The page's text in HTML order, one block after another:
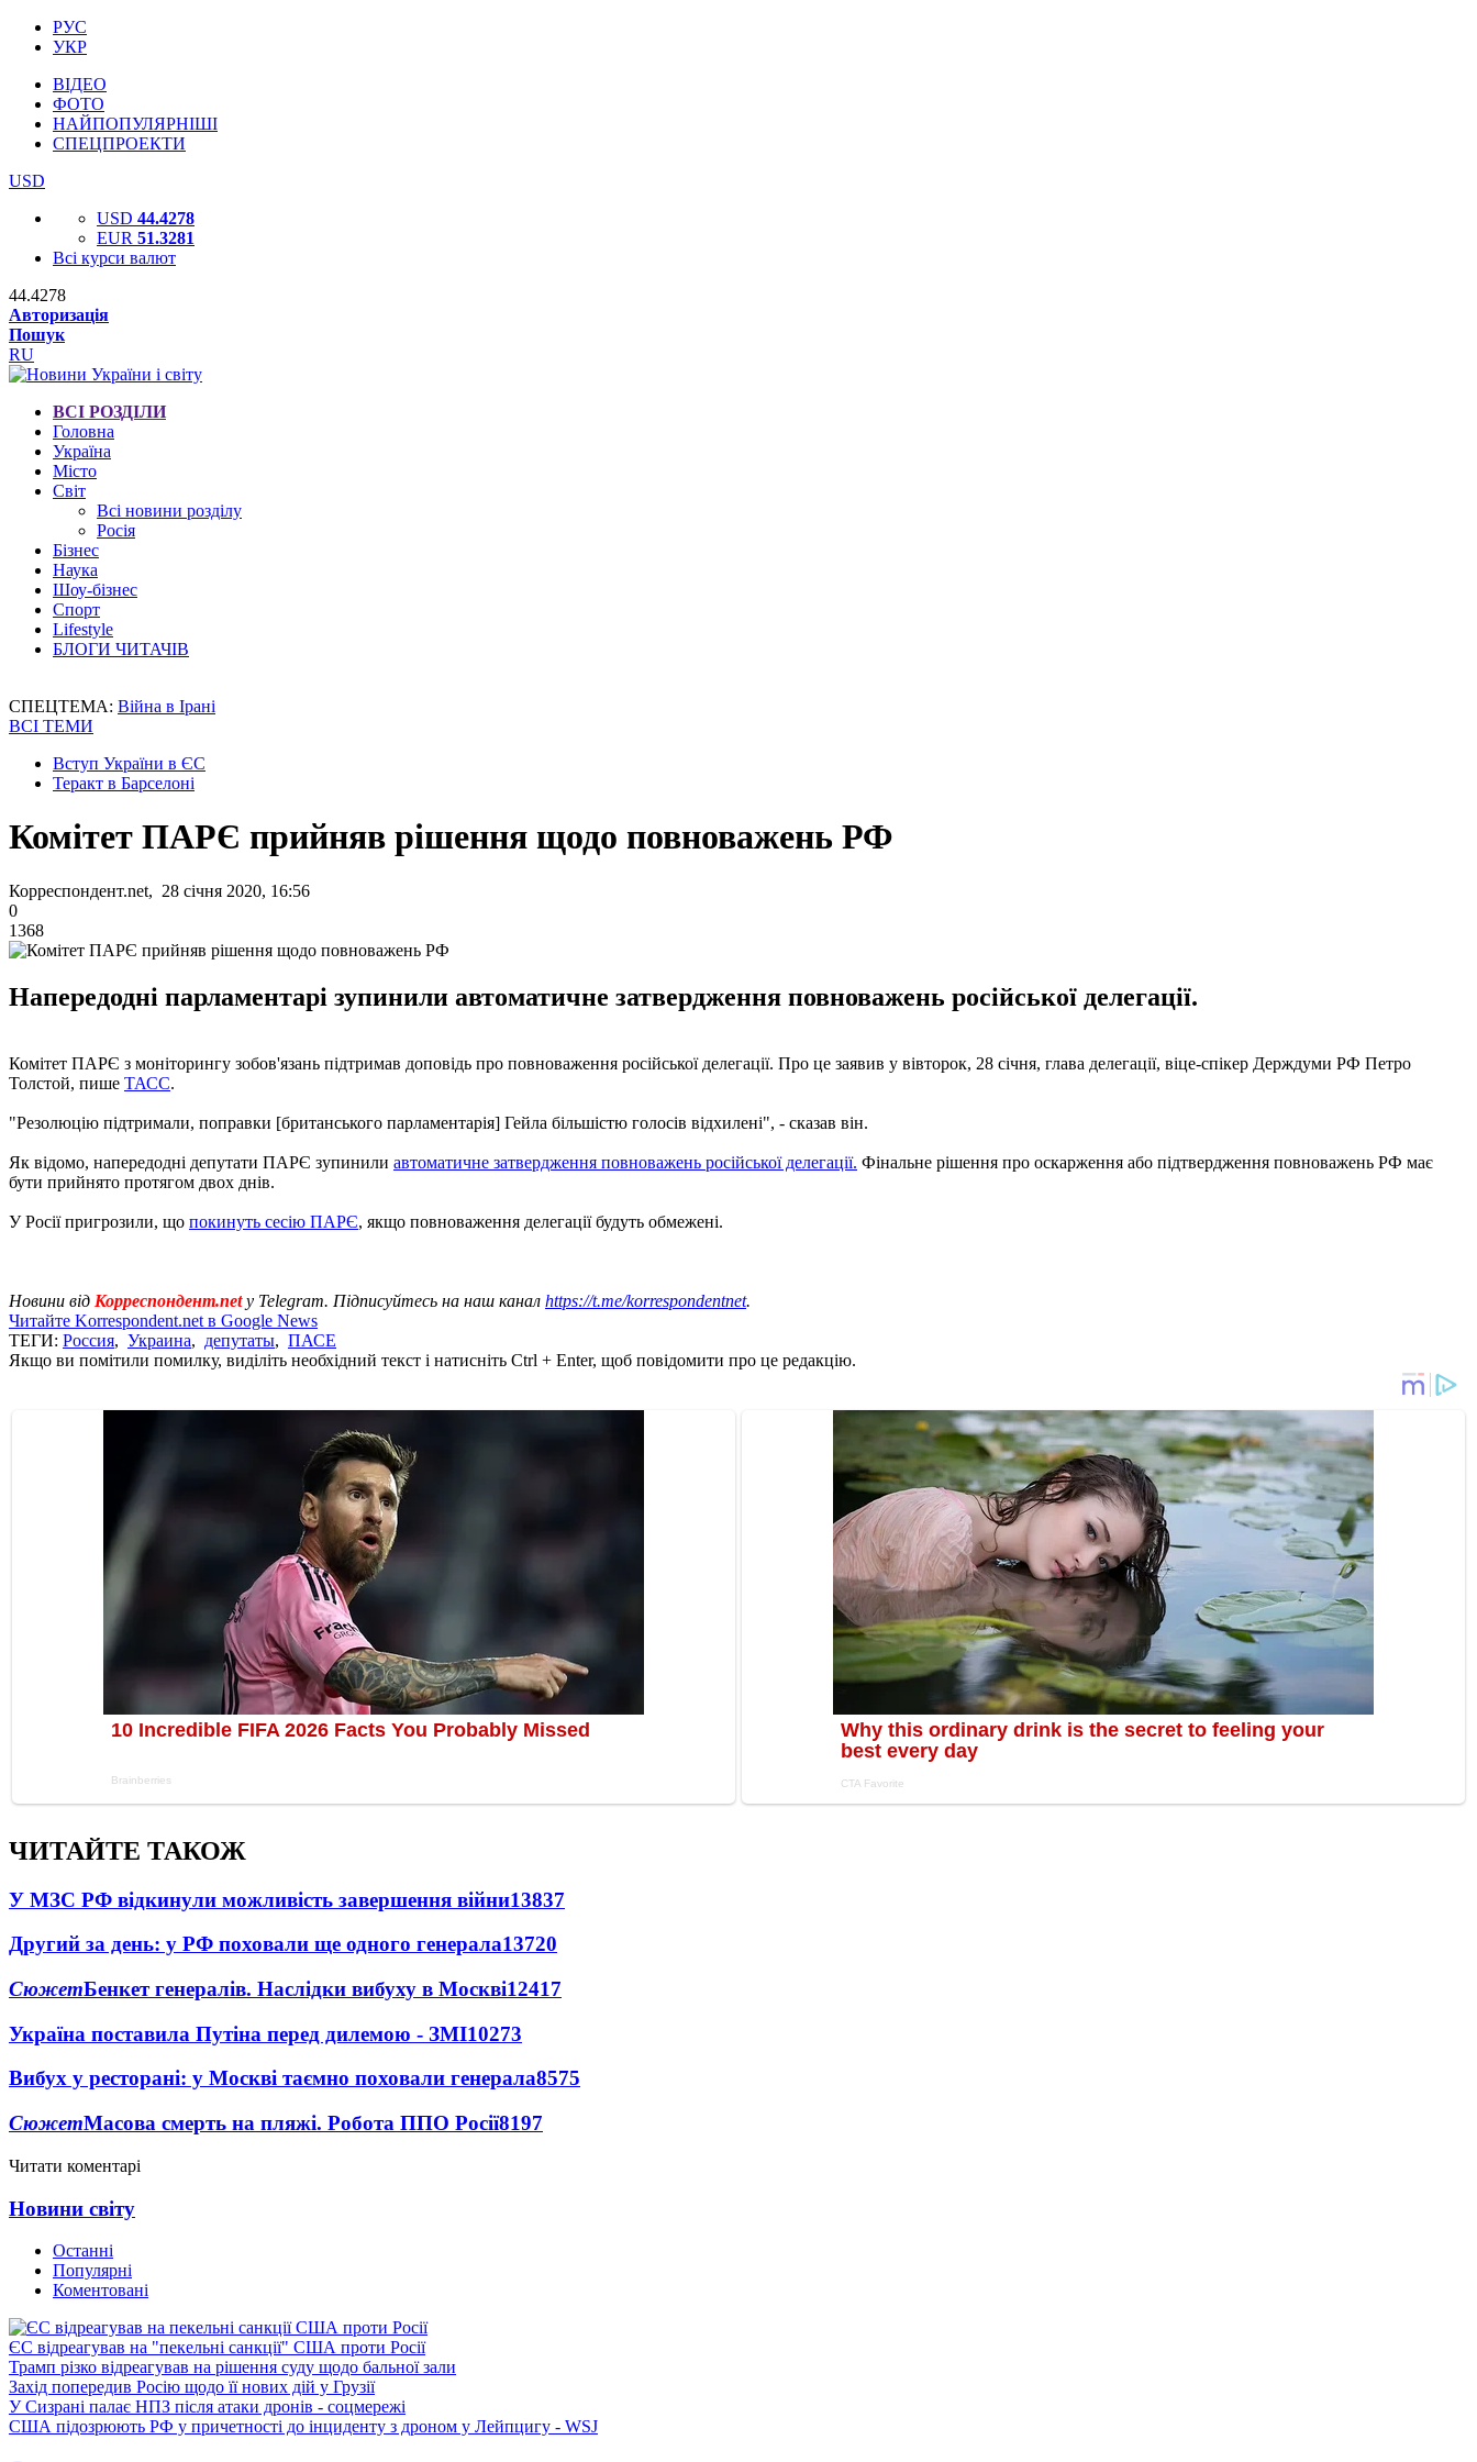
РУС
УКР
ВІДЕО
ФОТО
НАЙПОПУЛЯРНІШІ
СПЕЦПРОЕКТИ
USD
USD 44.4278
EUR 51.3281
Всі курси валют
44.4278
Авторизація
Пошук
RU
ВСІ РОЗДІЛИ
Головна
Україна
Місто
Світ
Всі новини розділу
Росія
Бізнес
Наука
Шоу-бізнес
Спорт
Lifestyle
БЛОГИ ЧИТАЧІВ
СПЕЦТЕМА: Війна в Ірані
ВСІ ТЕМИ
Вступ України в ЄС
Теракт в Барселоні
Комітет ПАРЄ прийняв рішення щодо повноважень РФ
Корреспондент.net, 28 січня 2020, 16:56
0
1368
Напередодні парламентарі зупинили автоматичне затвердження повноважень російської делегації.
Комітет ПАРЄ з моніторингу зобов'язань підтримав доповідь про повноваження російської делегації. Про це заявив у вівторок, 28 січня, глава делегації, віце-спікер Держдуми РФ Петро
Толстой, пише ТАСС.
"Резолюцію підтримали, поправки [британського парламентарія] Гейла більшістю голосів відхилені", - сказав він.
Як відомо, напередодні депутати ПАРЄ зупинили автоматичне затвердження повноважень російської делегації. Фінальне рішення про оскарження або підтвердження повноважень РФ має
бути прийнято протягом двох днів.
У Росії пригрозили, що покинуть сесію ПАРЄ, якщо повноваження делегації будуть обмежені.
Новини від Корреспондент.net у Telegram. Підписуйтесь на наш канал https://t.me/korrespondentnet.
Читайте Korrespondent.net в Google News
ТЕГИ: Россия, Украина, депутаты, ПАСЕ
Якщо ви помітили помилку, виділіть необхідний текст і натисніть Ctrl + Enter, щоб повідомити про це редакцію.
ЧИТАЙТЕ ТАКОЖ
У МЗС РФ відкинули можливість завершення війни13837
Другий за день: у РФ поховали ще одного генерала13720
СюжетБенкет генералів. Наслідки вибуху в Москві12417
Україна поставила Путіна перед дилемою - ЗМІ10273
Вибух у ресторані: у Москві таємно поховали генерала8575
СюжетМасова смерть на пляжі. Робота ППО Росії8197
Читати коментарі
Новини світу
Останні
Популярні
Коментовані
ЄС відреагував на "пекельні санкції" США проти Росії
Трамп різко відреагував на рішення суду щодо бальної зали
Захід попередив Росію щодо її нових дій у Грузії
У Сизрані палає НПЗ після атаки дронів - соцмережі
США підозрюють РФ у причетності до інциденту з дроном у Лейпцигу - WSJ